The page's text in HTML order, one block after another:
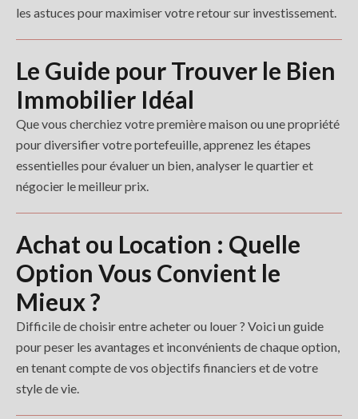
les astuces pour maximiser votre retour sur investissement.
Le Guide pour Trouver le Bien
Immobilier Idéal
Que vous cherchiez votre première maison ou une propriété
pour diversifier votre portefeuille, apprenez les étapes
essentielles pour évaluer un bien, analyser le quartier et
négocier le meilleur prix.
Achat ou Location : Quelle
Option Vous Convient le
Mieux ?
Difficile de choisir entre acheter ou louer ? Voici un guide
pour peser les avantages et inconvénients de chaque option,
en tenant compte de vos objectifs financiers et de votre
style de vie.